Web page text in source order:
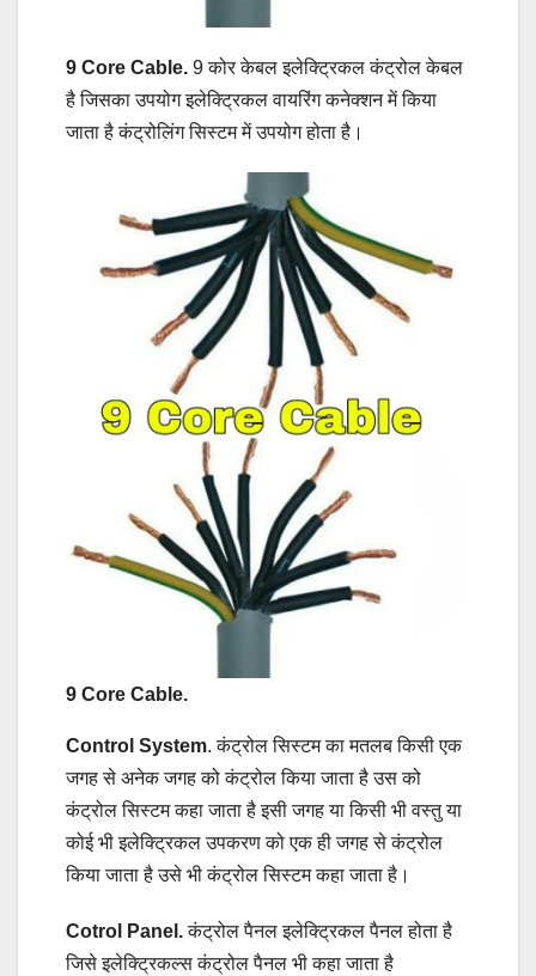
9 Core Cable. 9 कोर केबल इलेक्ट्रिकल कंट्रोल केबल
है जिसका उपयोग इलेक्ट्रिकल वायरिंग कनेक्शन में किया
जाता है कंट्रोलिंग सिस्टम में उपयोग होता है।
9 Core Cable.
Control System. कंट्रोल सिस्टम का मतलब किसी एक
जगह से अनेक जगह को कंट्रोल किया जाता है उस को
कंट्रोल सिस्टम कहा जाता है इसी जगह या किसी भी वस्तु या
कोई भी इलेक्ट्रिकल उपकरण को एक ही जगह से कंट्रोल
किया जाता है उसे भी कंट्रोल सिस्टम कहा जाता है।
Cotrol Panel.कंट्रोल पैनल इलेक्ट्रिकल पैनल होता है
जिसे इलेक्ट्रिकल्स कंट्रोल पैनल भी कहा जाता है